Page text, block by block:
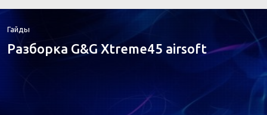
Гайды
Разборка G&G Xtreme45 airsoft